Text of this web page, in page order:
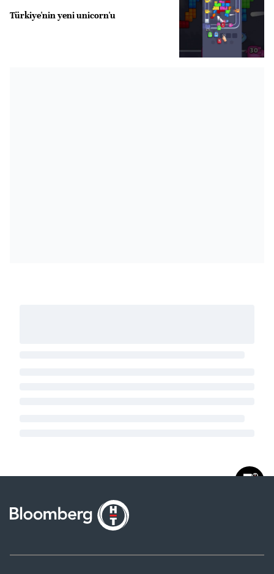
Türkiye'nin yeni unicorn'u